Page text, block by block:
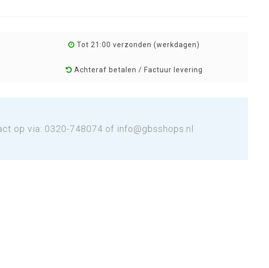
Tot 21:00 verzonden (werkdagen)
Achteraf betalen / Factuur levering
op via: 0320-748074 of info@gbsshops.nl